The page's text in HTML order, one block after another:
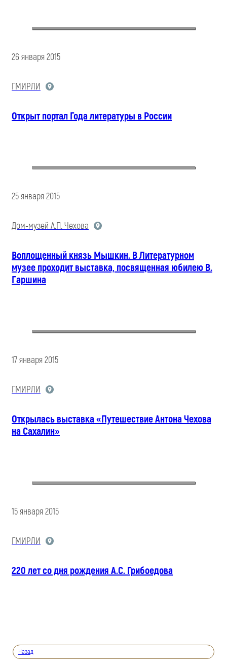
26 января 2015
ГМИРЛИ
Открыт портал Года литературы в России
25 января 2015
Дом-музей А.П. Чехова
Воплощенный князь Мышкин. В Литературном
музее проходит выставка, посвященная юбилею В.
Гаршина
17 января 2015
ГМИРЛИ
Открылась выставка «Путешествие Антона Чехова
на Сахалин»
15 января 2015
ГМИРЛИ
220 лет со дня рождения А.С. Грибоедова
Назад